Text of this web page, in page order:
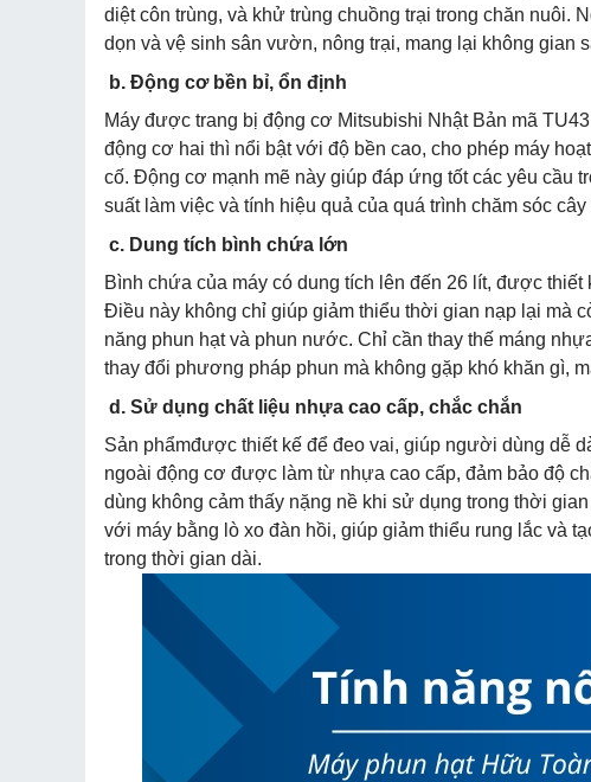
diệt côn trùng, và khử trùng chuồng trại trong chăn nuôi.
dọn và vệ sinh sân vườn, nông trại, mang lại không gian
b. Động cơ bền bỉ, ổn định
Máy được trang bị động cơ Mitsubishi Nhật Bản mã
động cơ hai thì nổi bật với độ bền cao, cho phép máy
cố. Động cơ mạnh mẽ này giúp đáp ứng tốt các yêu cầu
suất làm việc và tính hiệu quả của quá trình chăm sóc cây
c. Dung tích bình chứa lớn
Bình chứa của máy có dung tích lên đến 26 lít, được
Điều này không chỉ giúp giảm thiểu thời gian nạp lại mà
năng phun hạt và phun nước. Chỉ cần thay thế máng
thay đổi phương pháp phun mà không gặp khó khăn gì,
d. Sử dụng chất liệu nhựa cao cấp, chắc chắn
Sản phẩmđược thiết kế để đeo vai, giúp người dùng dễ
ngoài động cơ được làm từ nhựa cao cấp, đảm bảo độ
dùng không cảm thấy nặng nề khi sử dụng trong thời
với máy bằng lò xo đàn hồi, giúp giảm thiểu rung lắc và
trong thời gian dài.